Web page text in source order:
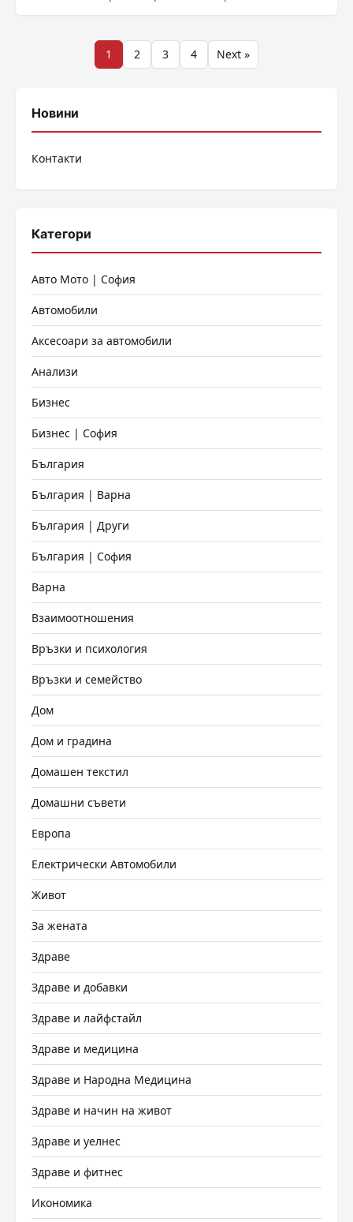
Разделяне
публикациите
1 2 3 4 Next »
Новини
Контакти
Категори
Авто Мото | София
Автомобили
Аксесоари за автомобили
Анализи
Бизнес
Бизнес | София
България
България | Варна
България | Други
България | София
Варна
Взаимоотношения
Връзки и психология
Връзки и семейство
Дом
Дом и градина
Домашен текстил
Домашни съвети
Европа
Електрически Автомобили
Живот
За жената
Здраве
Здраве и добавки
Здраве и лайфстайл
Здраве и медицина
Здраве и Народна Медицина
Здраве и начин на живот
Здраве и уелнес
Здраве и фитнес
Икономика